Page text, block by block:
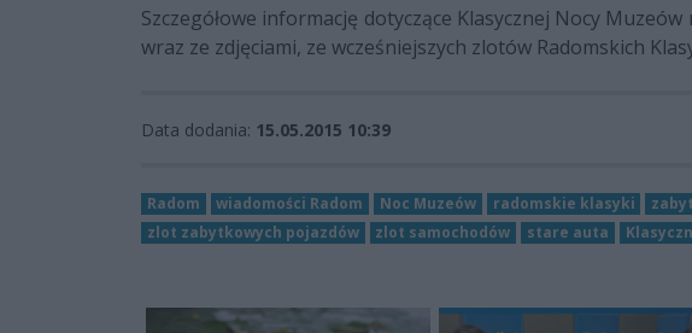
Szczegółowe informację dotyczące Klasycznej Nocy Muzeów
wraz ze zdjęciami, ze wcześniejszych zlotów Radomskich
Data dodania: 15.05.2015 10:39
Radom wiadomości Radom Noc Muzeów radomskie klasyki
zlot zabytkowych pojazdów
zlot samochodów stare auta